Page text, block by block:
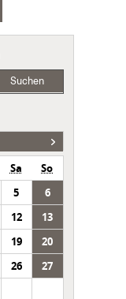
Suchen
Sa
So
5
6
12
13
19
20
26
27